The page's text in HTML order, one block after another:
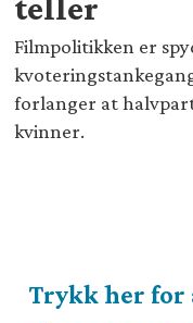
Filmpolitikken er
forlanger at
kvinner.
Trykk her for